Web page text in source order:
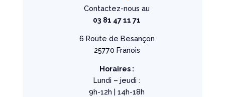
Contactez-nous au
03 81 47 11 71
6 Route de Besançon
25770 Franois
Horaires :
Lundi – jeudi :
9h-12h | 14h-18h